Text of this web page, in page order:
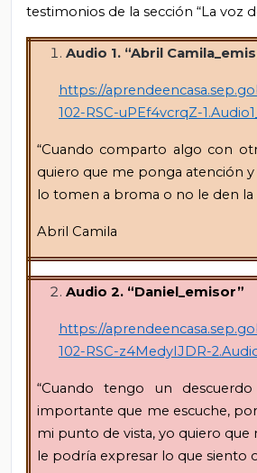
testimonios de la sección “La voz
Audio 1. “Abril
https://
102-RSC-uPEf4vcrqZ-
“Cuando comparto algo con
quiero que me ponga atención
lo tomen a broma o no le den
Abril Camila
Audio 2. “Daniel_emisor”
https://
102-RSC-z4MedyIJDR-
“Cuando tengo un
importante que me escuche,
mi punto de vista, yo quiero
le podría expresar lo que siento